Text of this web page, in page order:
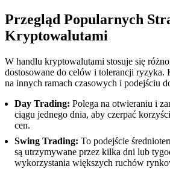
Przegląd Popularnych
Kryptowalutami
W handlu kryptowalutami stosuje się
dostosowane do celów i tolerancji ryzyka.
na innych ramach czasowych i podejściu
Day Trading: Polega na otwieraniu i
ciągu jednego dnia, aby czerpać
cen.
Swing Trading: To podejście
są utrzymywane przez kilka dni lub
wykorzystania większych ruchów